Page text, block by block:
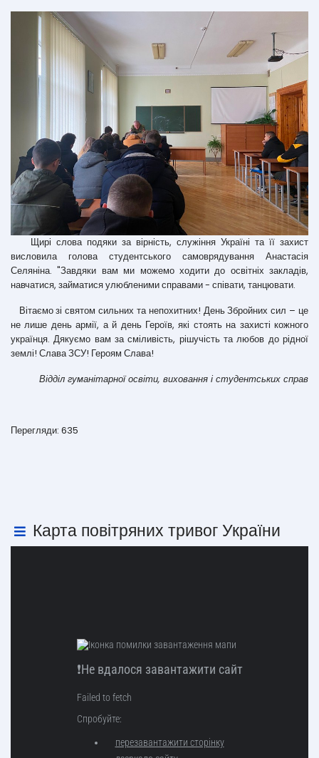
Щирі слова подяки за вірність, служіння Україні та її захист
висловила голова студентського самоврядування Анастасія
Селяніна. "Завдяки вам ми можемо ходити до освітніх закладів,
навчатися, займатися улюбленими справами - співати, танцювати.
Вітаємо зі святом сильних та непохитних! День Збройних сил – це
не лише день армії, а й день Героїв, які стоять на захисті кожного
українця. Дякуємо вам за сміливість, рішучість та любов до рідної
землі! Слава ЗСУ! Героям Слава!
Відділ гуманітарної освіти, виховання і студентських справ
Перегляди: 635
Карта повітряних тривог України